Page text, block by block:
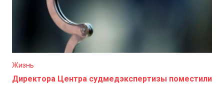
Жизнь
Директора Центра судмедэкспертизы поместили